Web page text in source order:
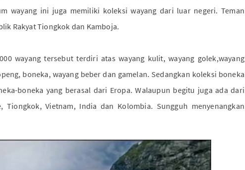
wayang ini juga memiliki koleksi wayang dari luar negeri. Teman
Rakyat Tiongkok dan Kamboja.
wayang tersebut terdiri atas wayang kulit, wayang golek,wayang
boneka, wayang beber dan gamelan. Sedangkan koleksi boneka
boneka yang berasal dari Eropa. Walaupun begitu juga ada dari
Vietnam, India dan Kolombia. Sungguh menyenangkan